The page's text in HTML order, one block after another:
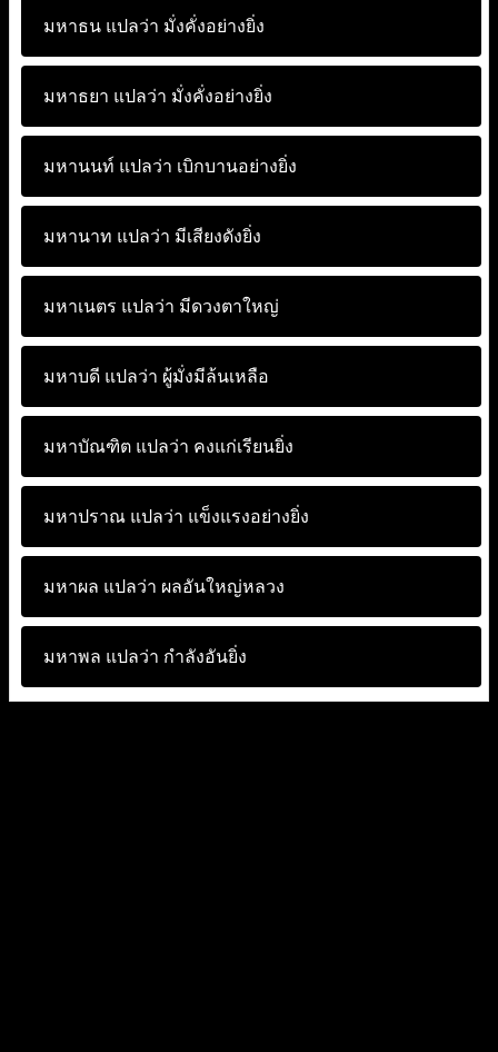
มหาธน แปลว่า มั่งคั่งอย่างยิ่ง
มหาธยา แปลว่า มั่งคั่งอย่างยิ่ง
มหานนท์ แปลว่า เบิกบานอย่างยิ่ง
มหานาท แปลว่า มีเสียงดังยิ่ง
มหาเนตร แปลว่า มีดวงตาใหญ่
มหาบดี แปลว่า ผู้มั่งมีล้นเหลือ
มหาบัณฑิต แปลว่า คงแก่เรียนยิ่ง
มหาปราณ แปลว่า แข็งแรงอย่างยิ่ง
มหาผล แปลว่า ผลอันใหญ่หลวง
มหาพล แปลว่า กำลังอันยิ่ง